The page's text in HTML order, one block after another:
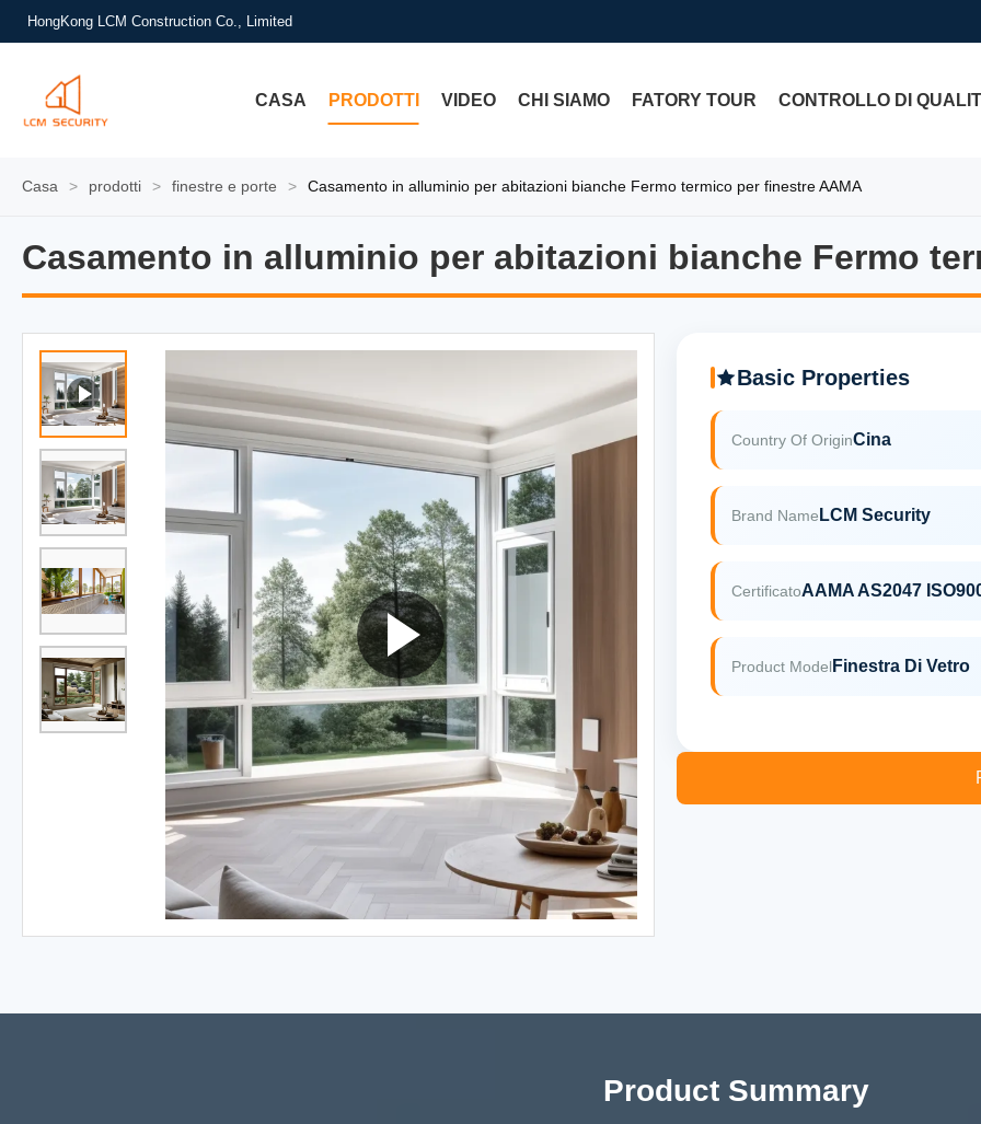
HongKong LCM Construction Co., Limited
CASA PRODOTTI VIDEO CHI SIAMO FATORY TOUR CONTROLLO DI
Casa > prodotti > finestre e porte > Casamento in alluminio per abitazioni bianche Fermo termico per finestre AAMA
Casamento in alluminio per abitazioni bianche Fermo
Casamento in alluminio per abitazioni bianche Fermo
Basic Properties
Country Of OriginCina
Brand Name LCM Security
CertificatoAAMA AS2047
Product Model Finestra Di Vetro
Product Summary